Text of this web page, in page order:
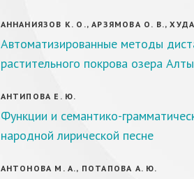
АННАНИЯЗОВ К. О., АРЗЯМОВА О. В.,
Автоматизированные методы
растительного покрова озера
АНТИПОВА Е. Ю.
Функции и семантико-
народной лирической песне
АНТОНОВА М. А., ПОТАПОВА А. Ю.